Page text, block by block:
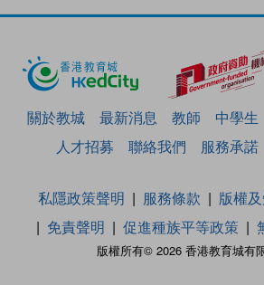
關於教城 最新消息 教師 中學生
人才招募
聯絡我們 服務承諾
版權所有© 2026 香港教育城有
私隱政策聲明 服務條款
版權
免責聲明
促進種族平等政策